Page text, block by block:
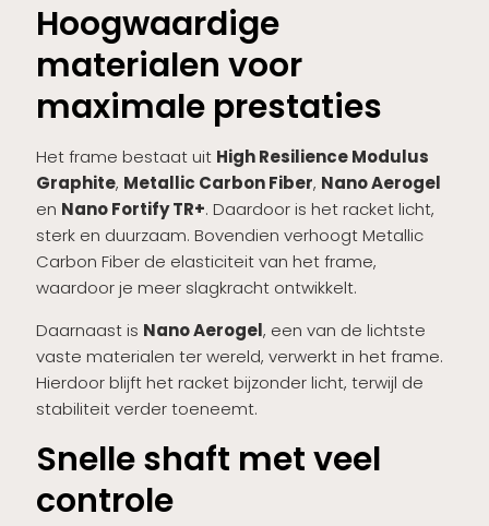
Hoogwaardige
materialen voor
maximale prestaties
Het frame bestaat uit High Resilience Modulus
Graphite, Metallic Carbon Fiber, Nano Aerogel
en Nano Fortify TR+. Daardoor is het racket licht,
sterk en duurzaam. Bovendien verhoogt Metallic
Carbon Fiber de elasticiteit van het frame,
waardoor je meer slagkracht ontwikkelt.
Daarnaast is Nano Aerogel, een van de lichtste
vaste materialen ter wereld, verwerkt in het frame.
Hierdoor blijft het racket bijzonder licht, terwijl de
stabiliteit verder toeneemt.
Snelle shaft met veel
controle